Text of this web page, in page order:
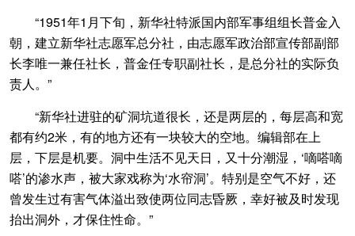
“1951年1月下旬，新华社特派国内部军事组组长普金入
朝，建立新华社志愿军总分社，由志愿军政治部宣传部副部
长李唯一兼任社长，普金任专职副社长，是总分社的实际负
责人。”
“新华社进驻的矿洞坑道很长，还是两层的，每层高和宽
都有约2米，有的地方还有一块较大的空地。编辑部在上
层，下层是机要。洞中生活不见天日，又十分潮湿，‘嘀嗒嘀
嗒’的渗水声，被大家戏称为‘水帘洞’。特别是空气不好，还
曾发生过有害气体溢出致使两位同志昏厥，幸好被及时发现
抬出洞外，才保住性命。”